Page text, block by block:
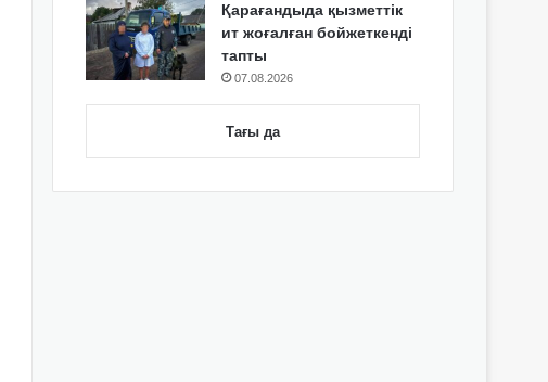
Қарағандыда қызметтік
ит жоғалған бойжеткенді
тапты
07.08.2026
Тағы да